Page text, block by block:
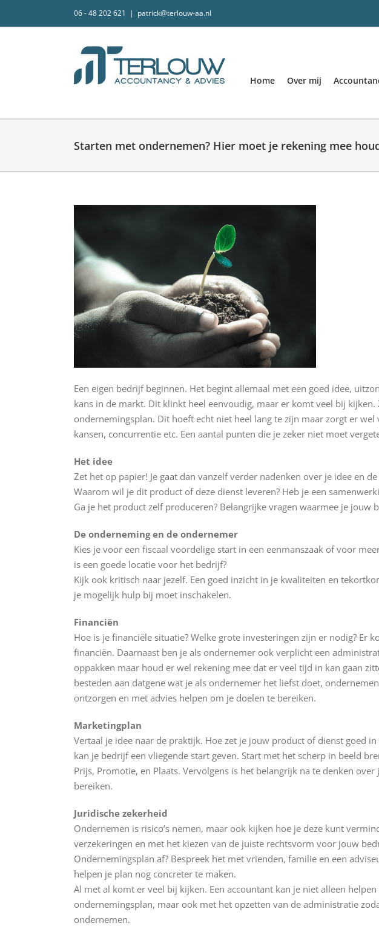
06 - 48 202 621 | patrick@terlouw-aa.nl
Home Over mij
Starten met ondernemen? Hier moet je rekening mee
Een eigen bedrijf beginnen. Het begint allemaal met een goed idee,
kans in de markt. Dit klinkt heel eenvoudig, maar er komt veel bij kijken.
ondernemingsplan. Dit hoeft echt niet heel lang te zijn maar zorgt er
kansen, concurrentie etc. Een aantal punten die je zeker niet moet
Het idee
Zet het op papier! Je gaat dan vanzelf verder nadenken over je idee en
Waarom wil je dit product of deze dienst leveren? Heb je een
Ga je het product zelf produceren? Belangrijke vragen waarmee je jouw
De onderneming en de ondernemer
Kies je voor een fiscaal voordelige start in een eenmanszaak of voor
is een goede locatie voor het bedrijf?
Kijk ook kritisch naar jezelf. Een goed inzicht in je kwaliteiten en
je mogelijk hulp bij moet inschakelen.
Financiën
Hoe is je financiële situatie? Welke grote investeringen zijn er nodig? Er
financiën. Daarnaast ben je als ondernemer ook verplicht een
oppakken maar houd er wel rekening mee dat er veel tijd in kan gaan
besteden aan datgene wat je als ondernemer het liefst doet,
ontzorgen en met advies helpen om je doelen te bereiken.
Marketingplan
Vertaal je idee naar de praktijk. Hoe zet je jouw product of dienst goed
kan je bedrijf een vliegende start geven. Start met het scherp in beeld
Prijs, Promotie, en Plaats. Vervolgens is het belangrijk na te denken
bereiken.
Juridische zekerheid
Ondernemen is risico’s nemen, maar ook kijken hoe je deze kunt
verzekeringen en met het kiezen van de juiste rechtsvorm voor jouw
Ondernemingsplan af? Bespreek het met vrienden, familie en een
helpen je plan nog concreter te maken.
Al met al komt er veel bij kijken. Een accountant kan je niet alleen
ondernemingsplan, maar ook met het opzetten van de administratie
ondernemen.